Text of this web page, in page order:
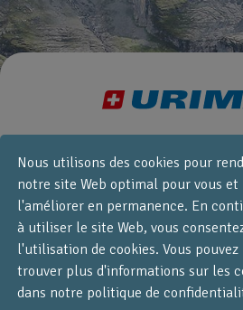
Nous utilisons des cookies pour
notre site Web optimal pour vous et
l'améliorer en permanence. En
à utiliser le site Web, vous
l'utilisation de cookies. Vous pouvez
trouver plus d'informations sur les
dans notre politique de
+41 55
URIMAT Schweiz AG,